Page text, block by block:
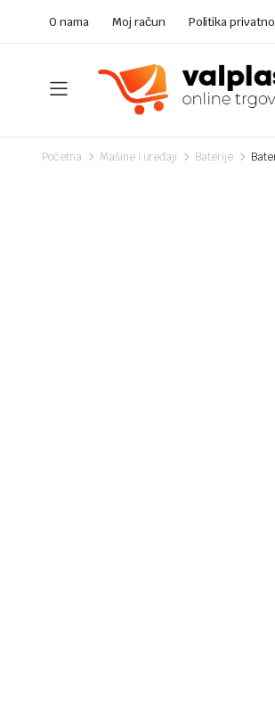
O nama Moj račun Politika
Početna Mašine i uređaji Baterije